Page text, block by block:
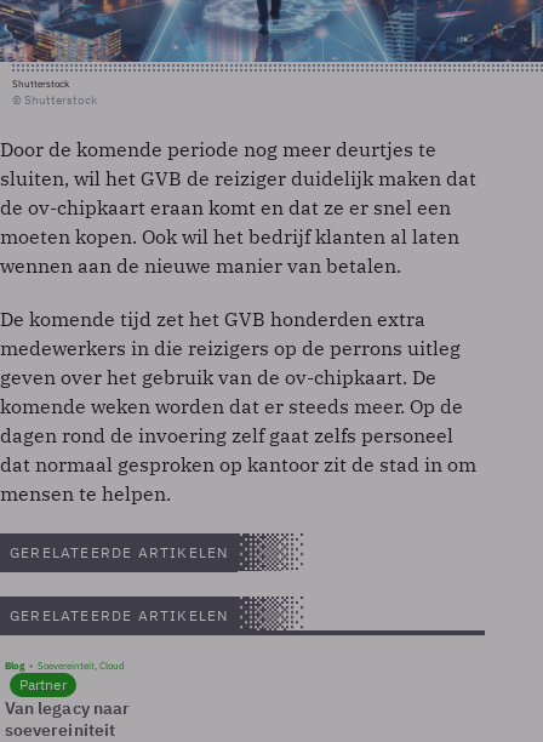
Shutterstock
© Shutterstock
Door de komende periode nog meer deurtjes te
sluiten, wil het GVB de reiziger duidelijk maken dat
de ov-chipkaart eraan komt en dat ze er snel een
moeten kopen. Ook wil het bedrijf klanten al laten
wennen aan de nieuwe manier van betalen.
De komende tijd zet het GVB honderden extra
medewerkers in die reizigers op de perrons uitleg
geven over het gebruik van de ov-chipkaart. De
komende weken worden dat er steeds meer. Op de
dagen rond de invoering zelf gaat zelfs personeel
dat normaal gesproken op kantoor zit de stad in om
mensen te helpen.
GERELATEERDE ARTIKELEN
GERELATEERDE ARTIKELEN
Blog Soevereinteit, Cloud
Partner
Van legacy naar
soevereiniteit